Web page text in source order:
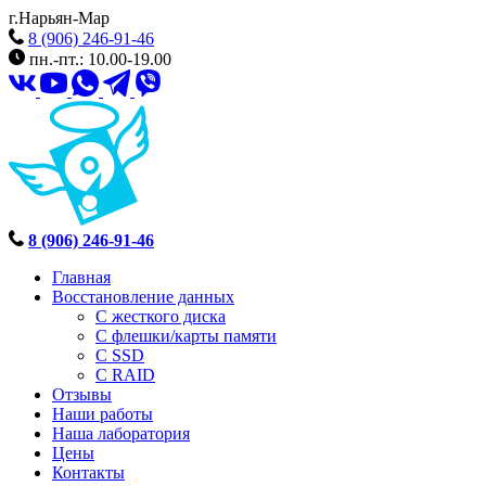
г.Нарьян-Мар
8 (906) 246-91-46
пн.-пт.: 10.00-19.00
8 (906) 246-91-46
Главная
Восстановление данных
С жесткого диска
С флешки/карты памяти
С SSD
С RAID
Отзывы
Наши работы
Наша лаборатория
Цены
Контакты